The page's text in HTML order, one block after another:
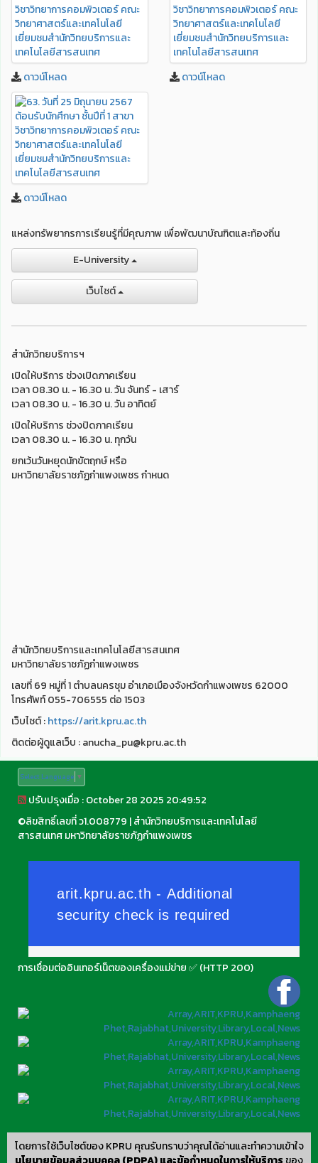
ดาวน์โหลด ดาวน์โหลด
ดาวน์โหลด
แหล่งทรัพยากรการเรียนรู้ที่มีคุณภาพ เพื่อพัฒนาบัณฑิตและท้องถิ่น
E-University
เว็บไชต์
สำนักวิทยบริการฯ
เปิดให้บริการ ช่วงเปิดภาคเรียน
เวลา 08.30 น. - 16.30 น. วัน จันทร์ - เสาร์
เวลา 08.30 น. - 16.30 น. วัน อาทิตย์
เปิดให้บริการ ช่วงปิดภาคเรียน
เวลา 08.30 น. - 16.30 น. ทุกวัน
ยกเว้นวันหยุดนักขัตฤกษ์ หรือ
มหาวิทยาลัยราชภัฏกำแพงเพชร กำหนด
สำนักวิทยบริการและเทคโนโลยีสารสนเทศ
มหาวิทยาลัยราชภัฏกำแพงเพชร
เลขที่ 69 หมู่ที่ 1 ตำบลนครชุม อำเภอเมืองจังหวัดกำแพงเพชร 62000
โทรศัพท์ 055-706555 ต่อ 1503
เว็บไชต์ :https://arit.kpru.ac.th
ติดต่อผู้ดูแลเว็บ : anucha_pu@kpru.ac.th
Select Language ▼
ปรับปรุงเมื่อ : October 28 2025 20:49:52
©ลิขสิทธิ์เลขที่ ว1.008779 |สำนักวิทยบริการและเทคโนโลยี
สารสนเทศ มหาวิทยาลัยราชภัฏกำแพงเพชร
การเชื่อมต่ออินเทอร์เน็ตของเครื่องแม่ข่าย ✅ (HTTP 200)
โดยการใช้เว็บไซต์ของ KPRU คุณรับทราบว่าคุณได้อ่านและทำความเข้าใจ